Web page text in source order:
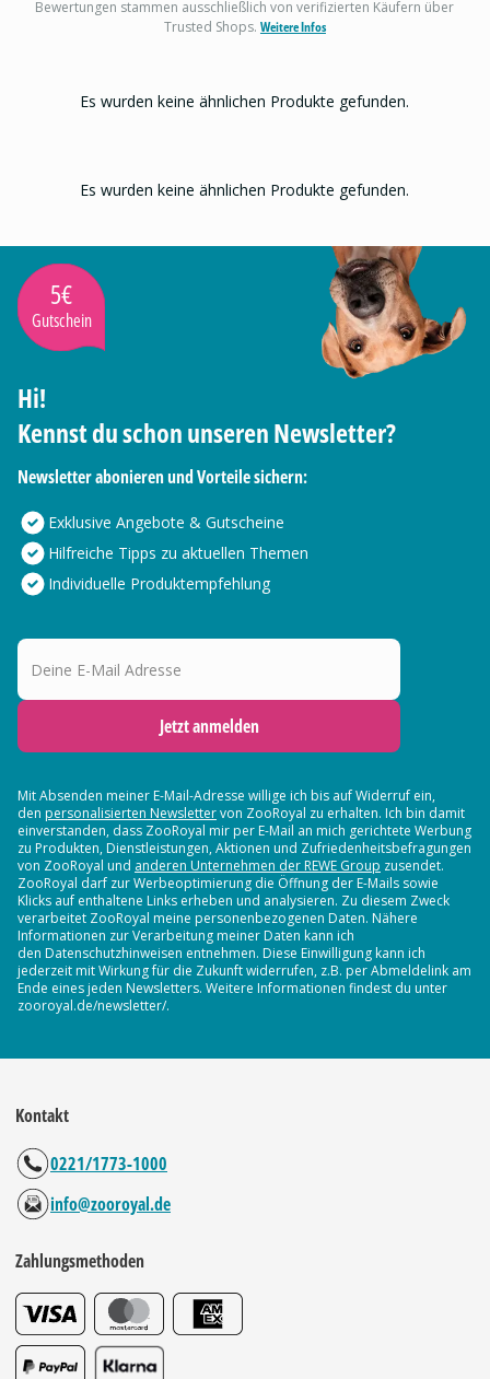
Bewertungen stammen ausschließlich von verifizierten Käufern über
Trusted Shops. Weitere Infos
Es wurden keine ähnlichen Produkte gefunden.
Es wurden keine ähnlichen Produkte gefunden.
5€
Gutschein
Hi!
Kennst du schon unseren Newsletter?
Newsletter abonieren und Vorteile sichern:
Exklusive Angebote & Gutscheine
Hilfreiche Tipps zu aktuellen Themen
Individuelle Produktempfehlung
Deine E-Mail Adresse
Jetzt anmelden
Mit Absenden meiner E-Mail-Adresse willige ich bis auf Widerruf ein,
den personalisierten Newslettervon ZooRoyal zu erhalten. Ich bin damit
einverstanden, dass ZooRoyal mir per E-Mail an mich gerichtete Werbung
zu Produkten, Dienstleistungen, Aktionen und Zufriedenheitsbefragungen
von ZooRoyal und anderen Unternehmen der REWE Group zusendet.
ZooRoyal darf zur Werbeoptimierung die Öffnung der E-Mails sowie
Klicks auf enthaltene Links erheben und analysieren. Zu diesem Zweck
verarbeitet ZooRoyal meine personenbezogenen Daten. Nähere
Informationen zur Verarbeitung meiner Daten kann ich
den Datenschutzhinweisen entnehmen. Diese Einwilligung kann ich
jederzeit mit Wirkung für die Zukunft widerrufen, z.B. per Abmeldelink am
Ende eines jeden Newsletters. Weitere Informationen findest du unter
zooroyal.de/newsletter/.
Kontakt
0221/1773-1000
info@zooroyal.de
Zahlungsmethoden